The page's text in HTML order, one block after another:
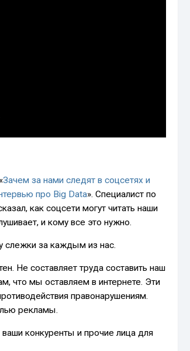
Зачем за нами следят в соцсетях и
про Big Data». Специалист по
как соцсети могут читать наши
и кому все это нужно.
слежки за каждым из нас.
Не составляет труда составить наш
что мы оставляем в интернете. Эти
правонарушениям.
рекламы.
конкуренты и прочие лица для